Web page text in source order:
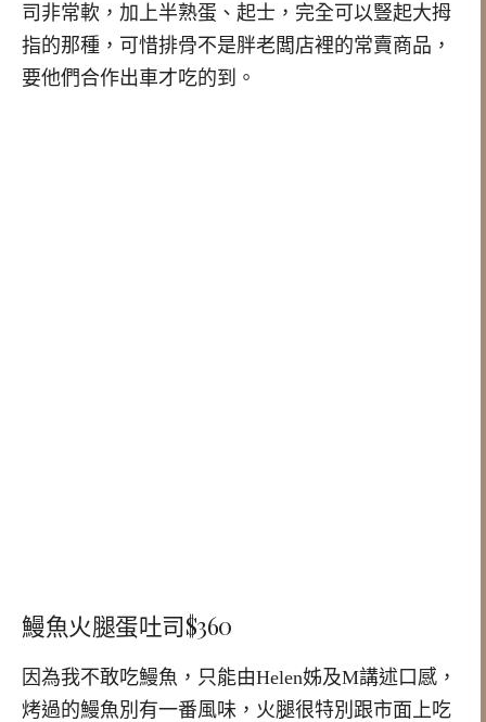
司非常軟，加上半熟蛋、起士，完全可以豎起大拇
指的那種，可惜排骨不是胖老闆店裡的常賣商品，
要他們合作出車才吃的到。
鰻魚火腿蛋吐司$360
因為我不敢吃鰻魚，只能由Helen姊及M講述口感，
烤過的鰻魚別有一番風味，火腿很特別跟市面上吃